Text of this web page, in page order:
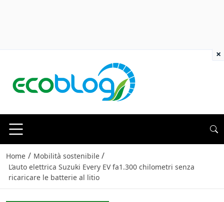
Home / Mobilità sostenibile /
L’auto elettrica Suzuki Every EV fa1.300 chilometri senza
ricaricare le batterie al litio
×